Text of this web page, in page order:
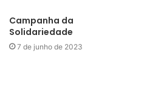
Campanha da
Solidariedade
7 de junho de 2023